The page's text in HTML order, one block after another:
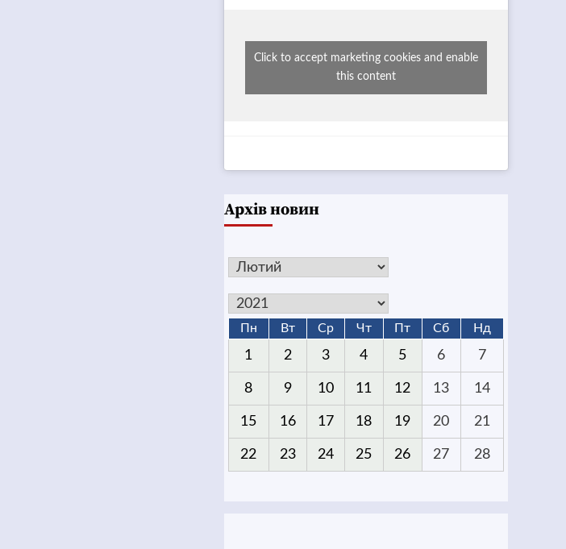
Click to accept marketing cookies and enable
this content
Архів новин
Пн Вт Ср Чт Пт Сб Нд
1 2 3 4 5 6 7
8 9 10 11 12 13 14
15 16 17 18 19 20 21
22 23 24 25 26 27 28